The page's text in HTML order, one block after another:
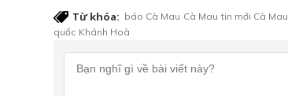
Từ khóa: báo Cà Mau Cà Mau tin mới Cà Mau
quốc Khánh Hoà